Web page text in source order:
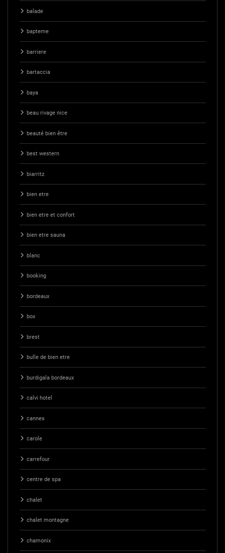
balade
bapteme
barriere
bartaccia
baya
beau rivage nice
beauté bien être
best western
biarritz
bien etre
bien etre et confort
bien etre sauna
blanc
booking
bordeaux
box
brest
bulle de bien etre
burdigala bordeaux
calvi hotel
cannes
carole
carrefour
centre de spa
chalet
chalet montagne
chamonix